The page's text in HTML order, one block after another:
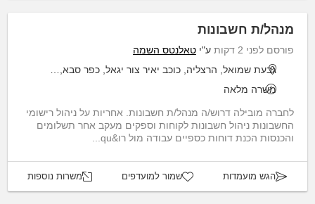
מנהל/ת חשבונות
פורסם לפני 2 דקות ע"י טאלנטס השמה
גבעת שמואל, הרצליה, כוכב יאיר צור יגאל, כפר סבא, רמת גן
משרה מלאה
לחברה מובילה דרוש/ה מנהל/ת חשבונות. אחריות על ניהול רישומי
החשבונות ניהול חשבונות לקוחות וספקים מעקב אחר תשלומים
והכנסות הכנת דוחות כספיים עבודה מול רו&qu...
הגש מועמדות שמור למועדפים משרות נוספות